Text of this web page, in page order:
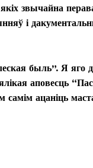
звычайна
і
быль”. Я яго
аповесць
ацаніць